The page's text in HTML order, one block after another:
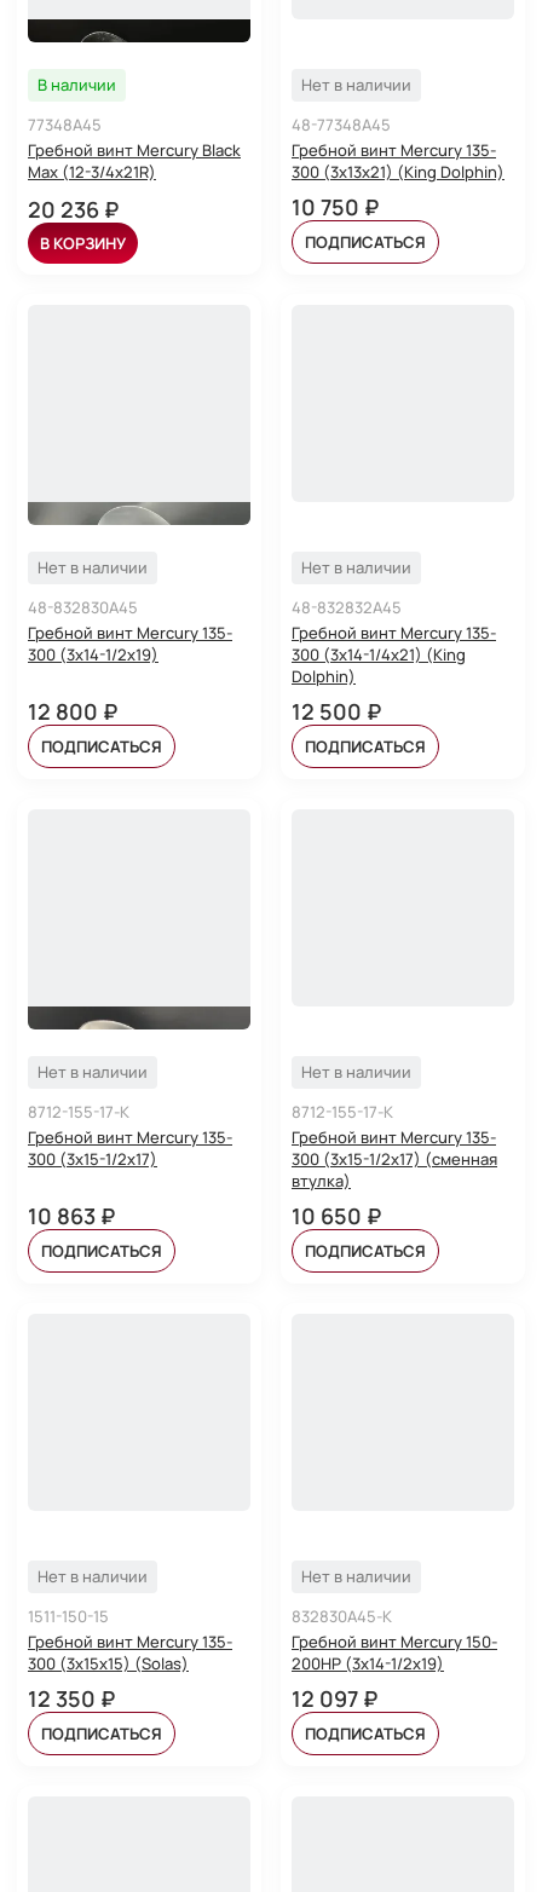
В наличии
77348A45
Гребной винт Mercury Black
Max (12-3/4х21R)
20 236 ₽
В КОРЗИНУ
Нет в наличии
48-77348A45
Гребной винт Mercury 135-
300 (3x13x21) (King Dolphin)
10 750 ₽
ПОДПИСАТЬСЯ
Нет в наличии
48-832830A45
Гребной винт Mercury 135-
300 (3x14-1/2x19)
12 800 ₽
ПОДПИСАТЬСЯ
Нет в наличии
48-832832A45
Гребной винт Mercury 135-
300 (3x14-1/4x21) (King
Dolphin)
12 500 ₽
ПОДПИСАТЬСЯ
Нет в наличии
8712-155-17-K
Гребной винт Mercury 135-
300 (3x15-1/2x17)
10 863 ₽
ПОДПИСАТЬСЯ
Нет в наличии
8712-155-17-K
Гребной винт Mercury 135-
300 (3x15-1/2x17) (сменная
втулка)
10 650 ₽
ПОДПИСАТЬСЯ
Нет в наличии
1511-150-15
Гребной винт Mercury 135-
300 (3x15x15) (Solas)
12 350 ₽
ПОДПИСАТЬСЯ
Нет в наличии
832830A45-K
Гребной винт Mercury 150-
200HP (3x14-1/2x19)
12 097 ₽
ПОДПИСАТЬСЯ